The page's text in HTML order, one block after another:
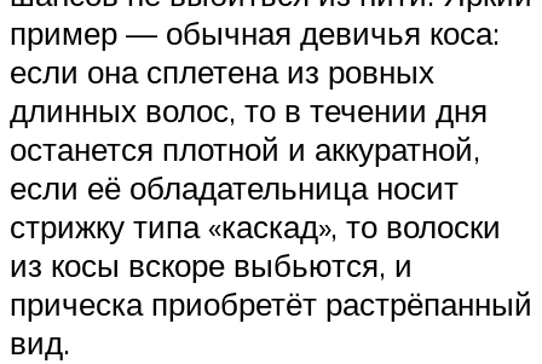
пример — обычная девичья коса:
если она сплетена из ровных
длинных волос, то в течении дня
останется плотной и аккуратной,
если её обладательница носит
стрижку типа «каскад», то волоски
из косы вскоре выбьются, и
прическа приобретёт растрёпанный
вид.